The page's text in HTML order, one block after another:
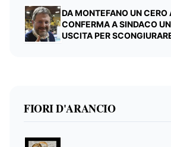
DA MONTEFANO UN CERO
CONFERMA A SINDACO
USCITA PER
FIORI D'ARANCIO